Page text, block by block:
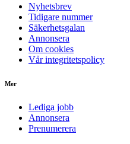
Nyhetsbrev
Tidigare nummer
Säkerhetsgalan
Annonsera
Om cookies
Vår integritetspolicy
Mer
Lediga jobb
Annonsera
Prenumerera